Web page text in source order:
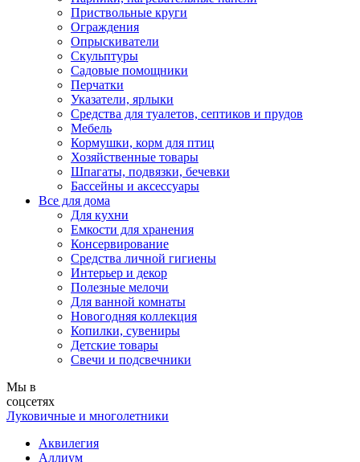
Приствольные круги
Ограждения
Опрыскиватели
Скульптуры
Садовые помощники
Перчатки
Указатели, ярлыки
Средства для туалетов, септиков и прудов
Мебель
Кормушки, корм для птиц
Хозяйственные товары
Шпагаты, подвязки, бечевки
Бассейны и аксессуары
Все для дома
Для кухни
Емкости для хранения
Консервирование
Средства личной гигиены
Интерьер и декор
Полезные мелочи
Для ванной комнаты
Новогодняя коллекция
Копилки, сувениры
Детские товары
Свечи и подсвечники
Мы в
соцсетях
Луковичные и многолетники
Аквилегия
Аллиум